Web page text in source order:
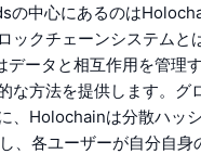
中心にあるのは
ックチェーンシステムと
ータと相互作用を管理
な方法を提供します。グ
、Holochainは分散ハッ
、各ユーザーが自分自